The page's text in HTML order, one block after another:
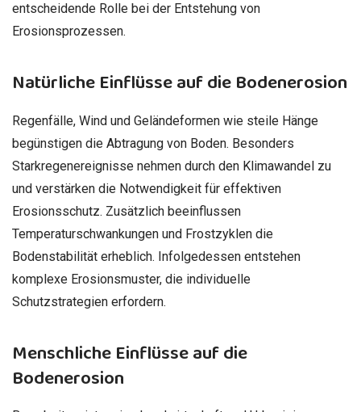
entscheidende Rolle bei der Entstehung von
Erosionsprozessen.
Natürliche Einflüsse auf die Bodenerosion
Regenfälle, Wind und Geländeformen wie steile Hänge
begünstigen die Abtragung von Boden. Besonders
Starkregenereignisse nehmen durch den Klimawandel zu
und verstärken die Notwendigkeit für effektiven
Erosionsschutz. Zusätzlich beeinflussen
Temperaturschwankungen und Frostzyklen die
Bodenstabilität erheblich. Infolgedessen entstehen
komplexe Erosionsmuster, die individuelle
Schutzstrategien erfordern.
Menschliche Einflüsse auf die
Bodenerosion